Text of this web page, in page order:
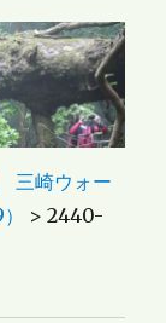
崎ウォー
>2440-